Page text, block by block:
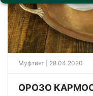
Муфтият | 28.04.2020
ОРОЗО